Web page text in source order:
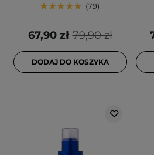
79
79,90 zł
67,90 zł
DODAJ DO KOSZYKA